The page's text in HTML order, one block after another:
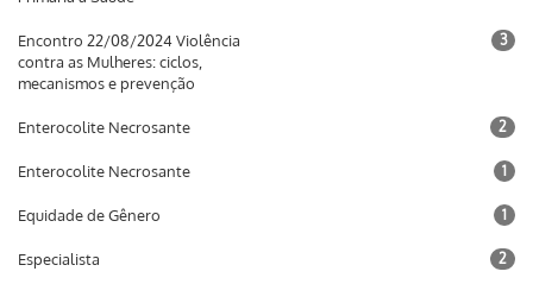
Encontro 22/08/2024 Violência
contra as Mulheres: ciclos,
mecanismos e prevenção
3
Enterocolite Necrosante 2
Enterocolite Necrosante 1
Equidade de Gênero 1
Especialista 2